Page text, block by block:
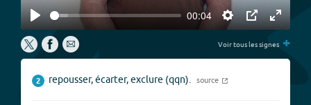
Play
00:04
Settings
PIP
Enter
Voir tous les signes +
2 repousser, écarter, exclure (qqn). source